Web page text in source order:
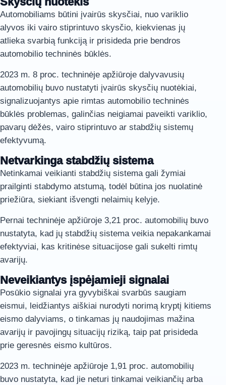
Automobiliams būtini įvairūs skysčiai, nuo variklio
alyvos iki vairo stiprintuvo skysčio, kiekvienas jų
atlieka svarbią funkciją ir prisideda prie bendros
automobilio techninės būklės.
2023 m. 8 proc. techninėje apžiūroje dalyvavusių
automobilių buvo nustatyti įvairūs skysčių nuotėkiai,
signalizuojantys apie rimtas automobilio techninės
būklės problemas, galinčias neigiamai paveikti variklio,
pavarų dėžės, vairo stiprintuvo ar stabdžių sistemų
efektyvumą.
Netvarkinga stabdžių sistema
Netinkamai veikianti stabdžių sistema gali žymiai
prailginti stabdymo atstumą, todėl būtina jos nuolatinė
priežiūra, siekiant išvengti nelaimių kelyje.
Pernai techninėje apžiūroje 3,21 proc. automobilių buvo
nustatyta, kad jų stabdžių sistema veikia nepakankamai
efektyviai, kas kritinėse situacijose gali sukelti rimtų
avarijų.
Neveikiantys įspėjamieji signalai
Posūkio signalai yra gyvybiškai svarbūs saugiam
eismui, leidžiantys aiškiai nurodyti norimą kryptį kitiems
eismo dalyviams, o tinkamas jų naudojimas mažina
avarijų ir pavojingų situacijų riziką, taip pat prisideda
prie geresnės eismo kultūros.
2023 m. techninėje apžiūroje 1,91 proc. automobilių
buvo nustatyta, kad jie neturi tinkamai veikiančių arba